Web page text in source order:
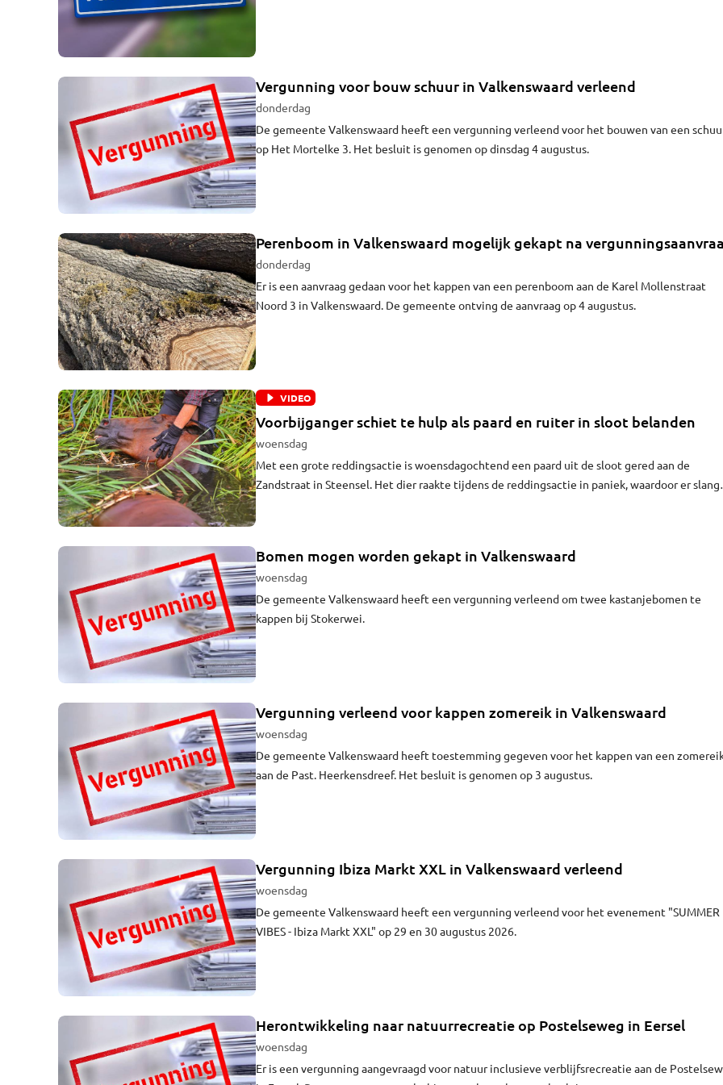
Vergunning voor bouw schuur in Valkenswaard verleend
donderdag
De gemeente Valkenswaard heeft een vergunning verleend voor het bouwen van een
op Het Mortelke 3. Het besluit is genomen op dinsdag 4 augustus.
Perenboom in Valkenswaard mogelijk gekapt na
donderdag
Er is een aanvraag gedaan voor het kappen van een perenboom aan de Karel Mollenstraat
Noord 3 in Valkenswaard. De gemeente ontving de aanvraag op 4 augustus.
VIDEO
Voorbijganger schiet te hulp als paard en ruiter in sloot belanden
woensdag
Met een grote reddingsactie is woensdagochtend een paard uit de sloot gered aan de
Zandstraat in Steensel. Het dier raakte tijdens de reddingsactie in paniek, waardoor er
Bomen mogen worden gekapt in Valkenswaard
woensdag
De gemeente Valkenswaard heeft een vergunning verleend om twee kastanjebomen te
kappen bij Stokerwei.
Vergunning verleend voor kappen zomereik in Valkenswaard
woensdag
De gemeente Valkenswaard heeft toestemming gegeven voor het kappen van een
aan de Past. Heerkensdreef. Het besluit is genomen op 3 augustus.
Vergunning Ibiza Markt XXL in Valkenswaard verleend
woensdag
De gemeente Valkenswaard heeft een vergunning verleend voor het evenement "SUMMER
VIBES - Ibiza Markt XXL" op 29 en 30 augustus 2026.
Herontwikkeling naar natuurrecreatie op Postelseweg in Eersel
woensdag
Er is een vergunning aangevraagd voor natuur inclusieve verblijfsrecreatie aan de